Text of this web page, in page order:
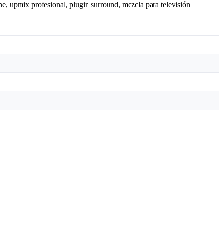
upmix profesional, plugin surround, mezcla para televisión